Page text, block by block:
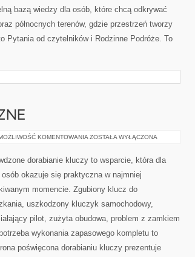
bazą wiedzy dla osób, które chcą odkrywać
północnych terenów, gdzie przestrzeń tworzy
Pytania od czytelników i Rodzinne Podróże. To
KOMENTOWANIA BLOKADY
ZOSTAŁA WYŁĄCZONA
dorabianie kluczy to wsparcie, która dla
osób okazuje się praktyczna w najmniej
momencie. Zgubiony klucz do
uszkodzony kluczyk samochodowy,
pilot, zużyta obudowa, problem z zamkiem
wykonania zapasowego kompletu to
poświęcona dorabianiu kluczy prezentuje